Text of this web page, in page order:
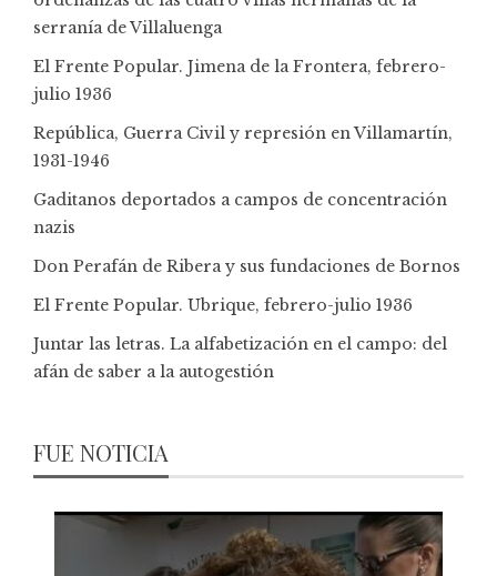
serranía de Villaluenga
El Frente Popular. Jimena de la Frontera, febrero-
julio 1936
República, Guerra Civil y represión en Villamartín,
1931-1946
Gaditanos deportados a campos de concentración
nazis
Don Perafán de Ribera y sus fundaciones de Bornos
El Frente Popular. Ubrique, febrero-julio 1936
Juntar las letras. La alfabetización en el campo: del
afán de saber a la autogestión
FUE NOTICIA